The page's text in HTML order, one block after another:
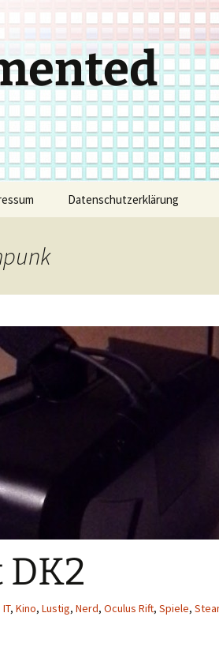
Datenschutzerklärung
IT, Kino, Lustig, Nerd, Oculus Rift, Spiele,